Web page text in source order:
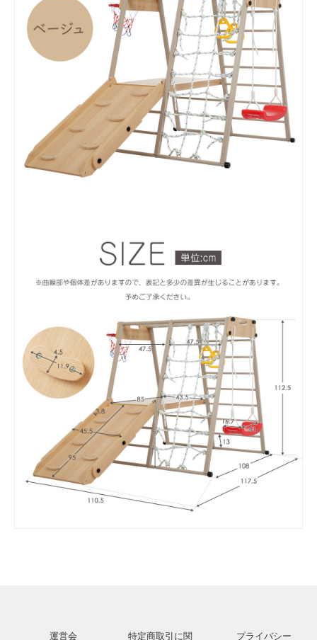
運営会 特定商取引に関 プライバシー